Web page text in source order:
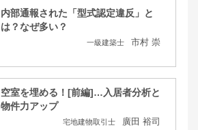
内部通報された「型式認定違反」と
は？なぜ多い？
一級建築士 市村 崇
空室を埋める！[前編]…入居者分析と
物件力アップ
宅地建物取引士 廣田 裕司